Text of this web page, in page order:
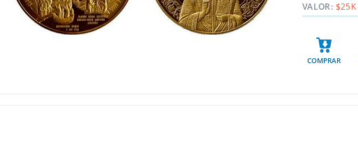
VALOR: $25K
COMPRAR